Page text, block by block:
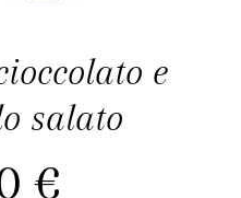
e
salato
€